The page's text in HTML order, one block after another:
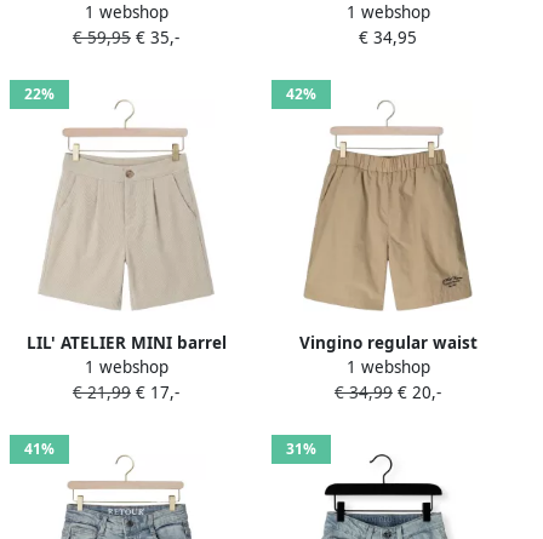
Jeans Long Denim Short
Light Jeans Lichtblauw
1 webshop
€ 59,95 € 35,-
Broeken Jersey Seersucker
Sweatshort Lichtblauw
1 webshop
€ 34,95
22%
LIL' ATELIER MINI barrel
regular waist casual short
beige
1 webshop
€ 21,99 € 17,-
42%
Vingino regular waist
casual short zand
1 webshop
€ 34,99 € 20,-
41% 31%